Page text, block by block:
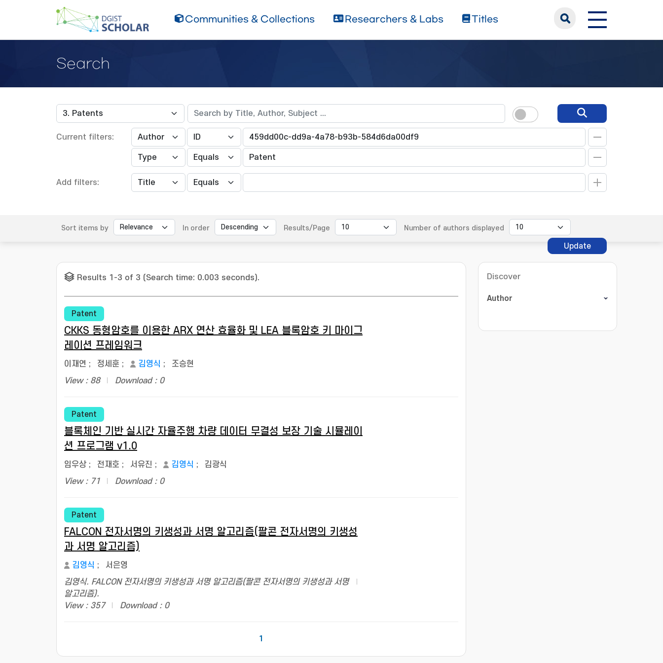
Communities & Collections Researchers & Labs Titles
Search
Current filters:
Add filters:
Sort items by In order Results/Page Number of authors displayed
Update
Results 1-3 of 3 (Search time: 0.003 seconds).
Patent
CKKS 동형암호를 이용한 ARX 연산 효율화 및 LEA 블록암호 키 마이그
레이션 프레임워크
이재연 ; 정세훈 ; 김영식 ;
조승현
View : 88
Download : 0
Patent
블록체인 기반 실시간 자율주행 차량 데이터 무결성 보장 기술 시뮬레이
션 프로그램 v1.0
임우상 ; 전재호 ; 서유진 ; 김영식 ;
김광식
View : 71
Download : 0
Patent
FALCON 전자서명의 키생성과 서명 알고리즘(팔콘 전자서명의 키생성
과 서명 알고리즘)
김영식 ;
서은영
김영식. FALCON 전자서명의 키생성과 서명 알고리즘(팔콘 전자서명의 키생성과 서명
알고리즘).
View : 357
Download : 0
1
Discover
Author